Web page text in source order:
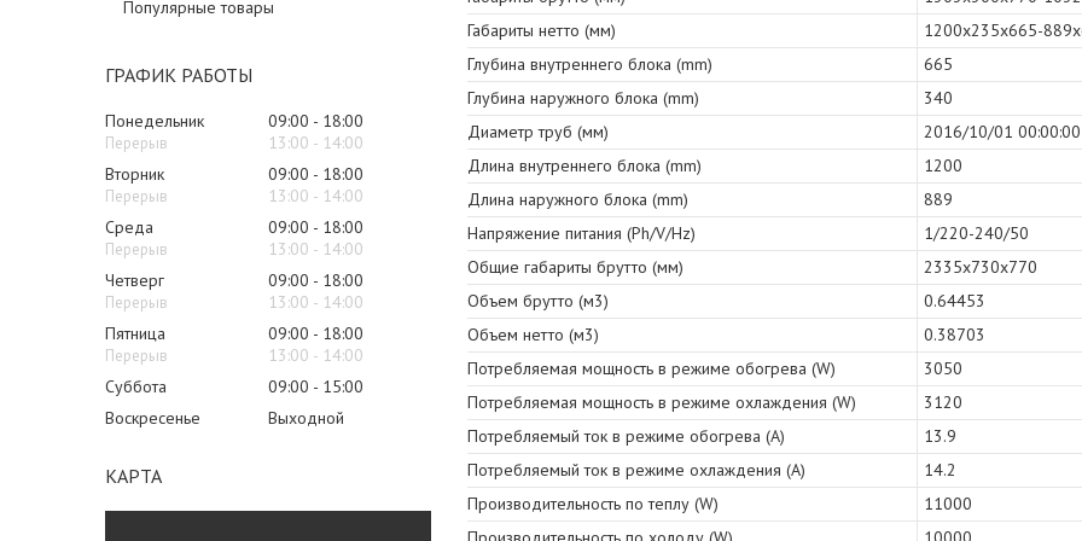
Популярные товары
ГРАФИК РАБОТЫ
Понедельник 09:00
18:00
13:00
14:00
Вторник
09:00
18:00
13:00
14:00
Среда
09:00
18:00
13:00
14:00
Четверг
09:00
18:00
13:00
14:00
Пятница
09:00
18:00
13:00
14:00
Суббота
09:00
15:00
Воскресенье
Выходной
КАРТА
Габариты нетто (мм)
1200x235x665-
Глубина внутреннего блока (mm)
665
Глубина наружного блока (mm)
340
Диаметр труб (мм)
2016/10/01 00:00:00
Длина внутреннего блока (mm)
1200
Длина наружного блока (mm)
889
Напряжение питания (Ph/V/Hz)
1/220-240/50
Общие габариты брутто (мм)
2335x730x770
Объем брутто (м3)
0.64453
Объем нетто (м3)
0.38703
Потребляемая мощность в режиме обогрева (W)
3050
Потребляемая мощность в режиме охлаждения (W)
3120
Потребляемый ток в режиме обогрева (A)
13.9
Потребляемый ток в режиме охлаждения (A)
14.2
Производительность по теплу (W)
11000